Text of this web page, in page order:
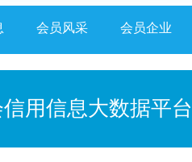
会员风采 会员企业
用信息大数据平台